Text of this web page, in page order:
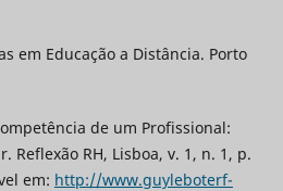
em Educação a Distância. Porto
de um Profissional:
Reflexão RH, Lisboa, v. 1, n. 1, p.
em: http://www.guyleboterf-